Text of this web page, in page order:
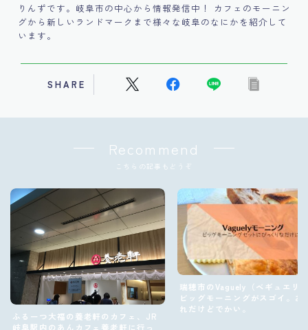
りんずです。岐阜市の中心から情報発信中！ カフェのモーニン
グから新しいランドマークまで様々な岐阜のなにかを紹介して
います。
SHARE
Recommend
こちらの記事もどうぞ
ふるーつ大福の養老軒のカフェ、JR
岐阜駅内のあんカフェ養老軒に行っ
瑞穂市のVaguely（ベギュエリ
ビッグモーニングがスゴイ。お
れだけどでかい。